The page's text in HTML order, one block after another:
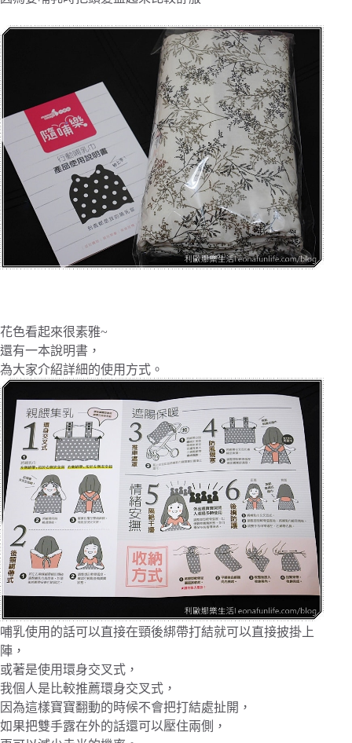
花色看起來很素雅~
還有一本說明書，
為大家介紹詳細的使用方式。
哺乳使用的話可以直接在頸後綁帶打結就可以直接披掛上
陣，
或著是使用環身交叉式，
我個人是比較推薦環身交叉式，
因為這樣寶寶翻動的時候不會把打結處扯開，
如果把雙手露在外的話還可以壓住兩側，